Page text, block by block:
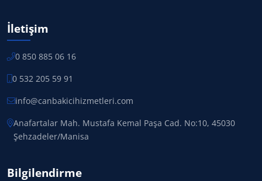
İletişim
0 850 885 06 16
0 532 205 59 91
info@canbakicihizmetleri.com
Anafartalar Mah. Mustafa Kemal Paşa Cad. No:10, 45030
Şehzadeler/Manisa
Bilgilendirme